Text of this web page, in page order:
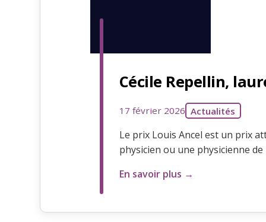
Cécile Repellin,
17 février 2026 Actualités
Le prix Louis Ancel est un prix
physicien ou une physicienne
En savoir plus →